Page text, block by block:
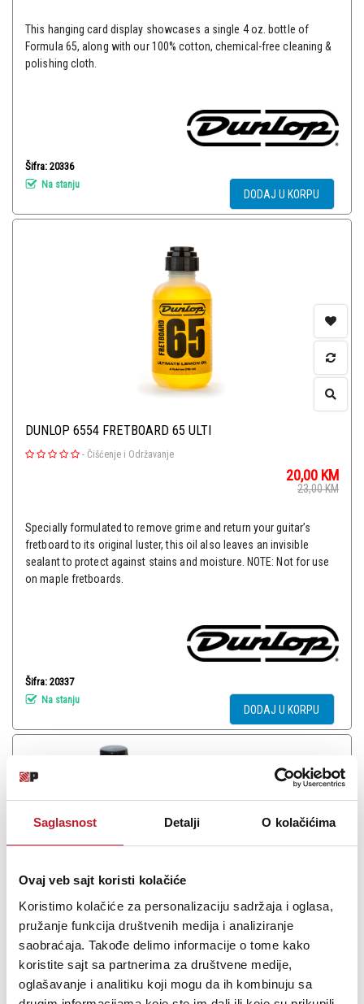
Saglasnost Detalji O kolačićima
Ovaj veb sajt koristi kolačiće
Koristimo kolačiće za personalizaciju sadržaja i oglasa,
pružanje funkcija društvenih medija i analiziranje
saobraćaja. Takođe delimo informacije o tome kako
koristite sajt sa partnerima za društvene medije,
oglašavanje i analitiku koji mogu da ih kombinuju sa
This hanging card display showcases a single 4 oz. bottle of
Formula 65, along with our 100% cotton, chemical-free cleaning &
polishing cloth.
Šifra: 20336
Na stanju
DODAJ U KORPU
DUNLOP 6554 FRETBOARD 65 ULTI
- Čišćenje i Održavanje
20,00 KM
23,00KM
Specially formulated to remove grime and return your guitar’s
fretboard to its original luster, this oil also leaves an invisible
sealant to protect against stains and moisture. NOTE: Not for use
on maple fretboards.
Šifra: 20337
Na stanju
DODAJ U KORPU
GHS A98 GUITAR GLOSS - Tečnost i krpa za telo gitare
-Čišćenje i Održavanje
31,00